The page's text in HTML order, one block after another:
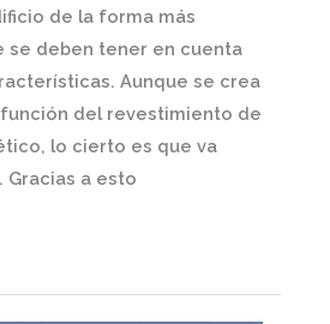
de la forma más
se deben tener en cuenta
Aunque se crea
del revestimiento de
lo cierto es que va
Gracias a esto